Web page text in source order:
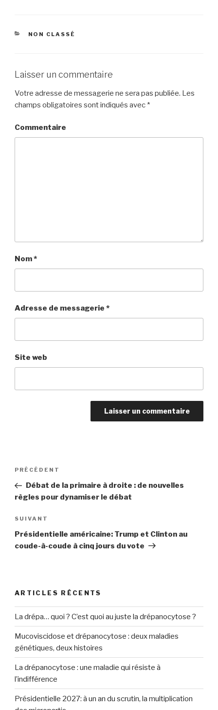
CATÉGORIES
NON CLASSÉ
Laisser un commentaire
Votre adresse de messagerie ne sera pas publiée. Les
champs obligatoires sont indiqués avec *
Commentaire
Nom*
Adresse de messagerie *
Site web
Navigation
l’article
Article
précédent
PRÉCÉDENT
Débat de la primaire à droite : de nouvelles
règles pour dynamiser le débat
Article
suivant
SUIVANT
Présidentielle américaine: Trump et Clinton au
coude-à-coude à cinq jours du vote
ARTICLES RÉCENTS
La drépa… quoi ? C’est quoi au juste la drépanocytose ?
Mucoviscidose et drépanocytose : deux maladies
génétiques, deux histoires
La drépanocytose : une maladie qui résiste à
l’indifférence
Présidentielle 2027: à un an du scrutin, la multiplication